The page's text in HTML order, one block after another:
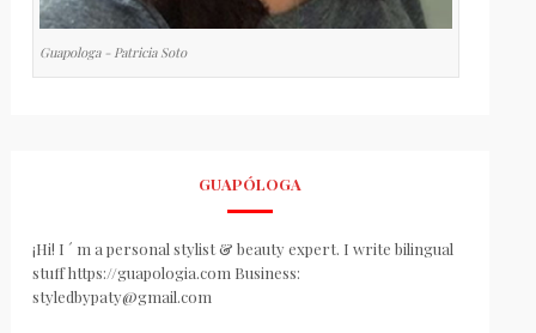
Guapologa - Patricia Soto
GUAPÓLOGA
¡Hi! I ´ m a personal stylist & beauty expert. I write bilingual
stuff https://guapologia.com Business:
styledbypaty@gmail.com